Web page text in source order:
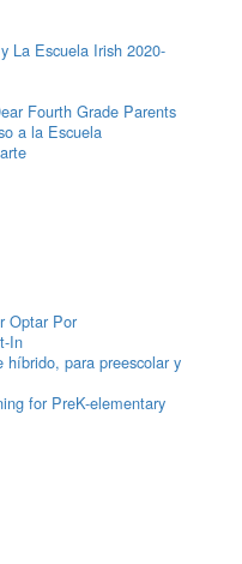
La Escuela Irish 2020-
Fourth Grade Parents
a la Escuela
Optar Por
In
para preescolar y
for PreK-elementary